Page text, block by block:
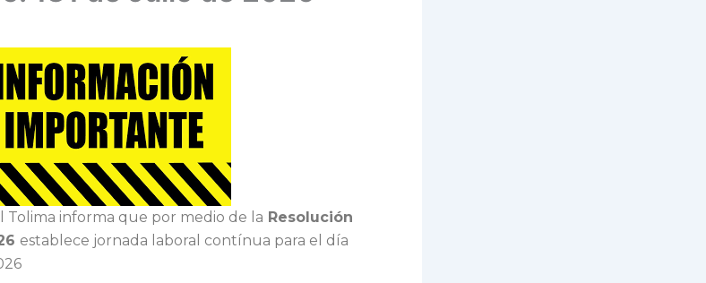
Tolima informa que por medio de la Resolución
establece jornada laboral contínua para el día